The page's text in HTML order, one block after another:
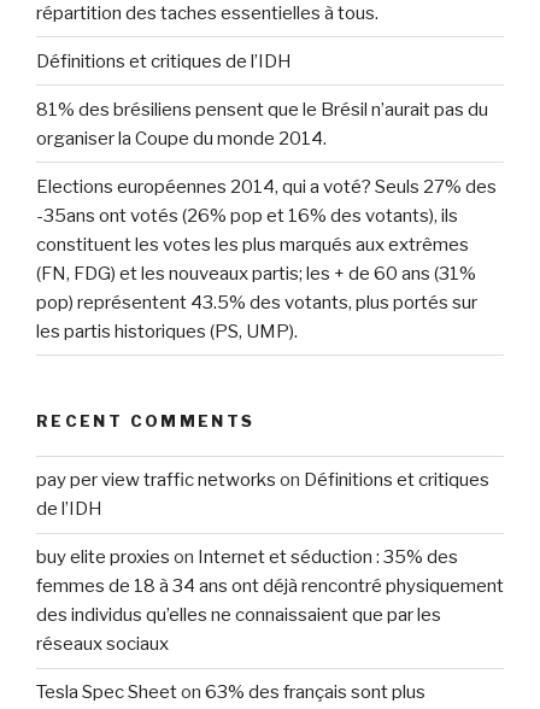
répartition des taches essentielles à tous.
Définitions et critiques de l’IDH
81% des brésiliens pensent que le Brésil n’aurait pas du
organiser la Coupe du monde 2014.
Elections européennes 2014, qui a voté? Seuls 27% des
-35ans ont votés (26% pop et 16% des votants), ils
constituent les votes les plus marqués aux extrêmes
(FN, FDG) et les nouveaux partis; les + de 60 ans (31%
pop) représentent 43.5% des votants, plus portés sur
les partis historiques (PS, UMP).
RECENT COMMENTS
pay per view traffic networks on Définitions et critiques
de l’IDH
buy elite proxies on Internet et séduction : 35% des
femmes de 18 à 34 ans ont déjà rencontré physiquement
des individus qu’elles ne connaissaient que par les
réseaux sociaux
Tesla Spec Sheeton 63% des français sont plus